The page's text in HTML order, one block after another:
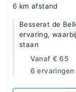
6 km afstand
Besserat de
ervaring,
staan
Vanaf € 65
6 ervaringen